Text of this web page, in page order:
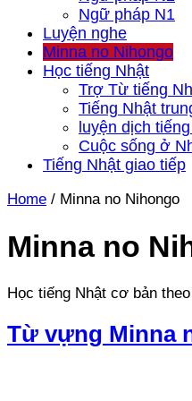
Ngữ pháp N1
Luyện nghe
Minna no Nihongo
Học tiếng Nhật
Trợ Từ tiếng
Tiếng Nhật
luyện dịch
Cuộc sống ở
Tiếng Nhật giao tiếp
Home / Minna no Nihongo
Minna no
Học tiếng Nhật cơ bản
Từ vựng Minna